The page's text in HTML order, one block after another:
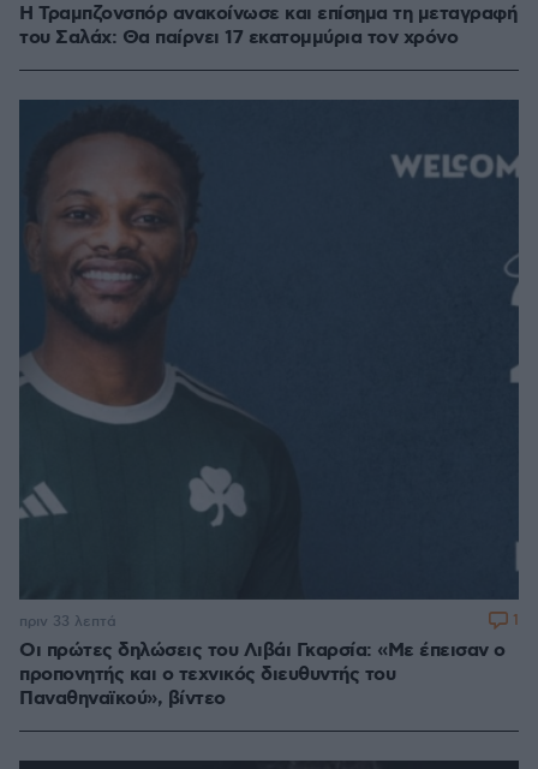
Η Τραμπζονσπόρ ανακοίνωσε και επίσημα τη μεταγραφή
του Σαλάχ: Θα παίρνει 17 εκατομμύρια τον χρόνο
Οι πρώτες δηλώσεις του Λιβάι Γκαρσία: «Με έπεισαν ο
προπονητής και ο τεχνικός διευθυντής του
Παναθηναϊκού», βίντεο
πριν 33 λεπτά 1